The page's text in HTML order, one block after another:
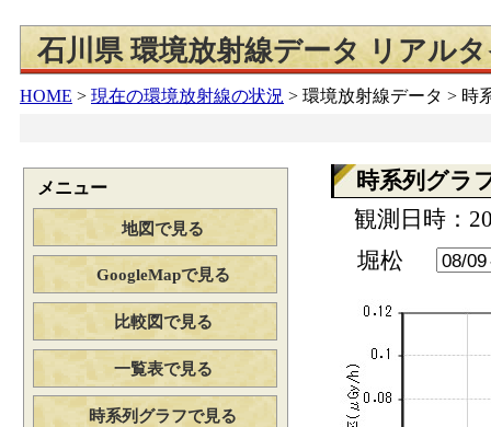
石川県 環境放射線データ リアル
HOME > 現在の環境放射線の状況 > 環境放射線データ > 時
メニュー
地図で見る
GoogleMapで見る
比較図で見る
一覧表で見る
時系列グラフで見る
時系列グラ
観測日時：
堀松